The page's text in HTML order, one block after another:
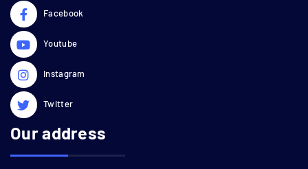
Facebook
Youtube
Instagram
Twitter
Our address